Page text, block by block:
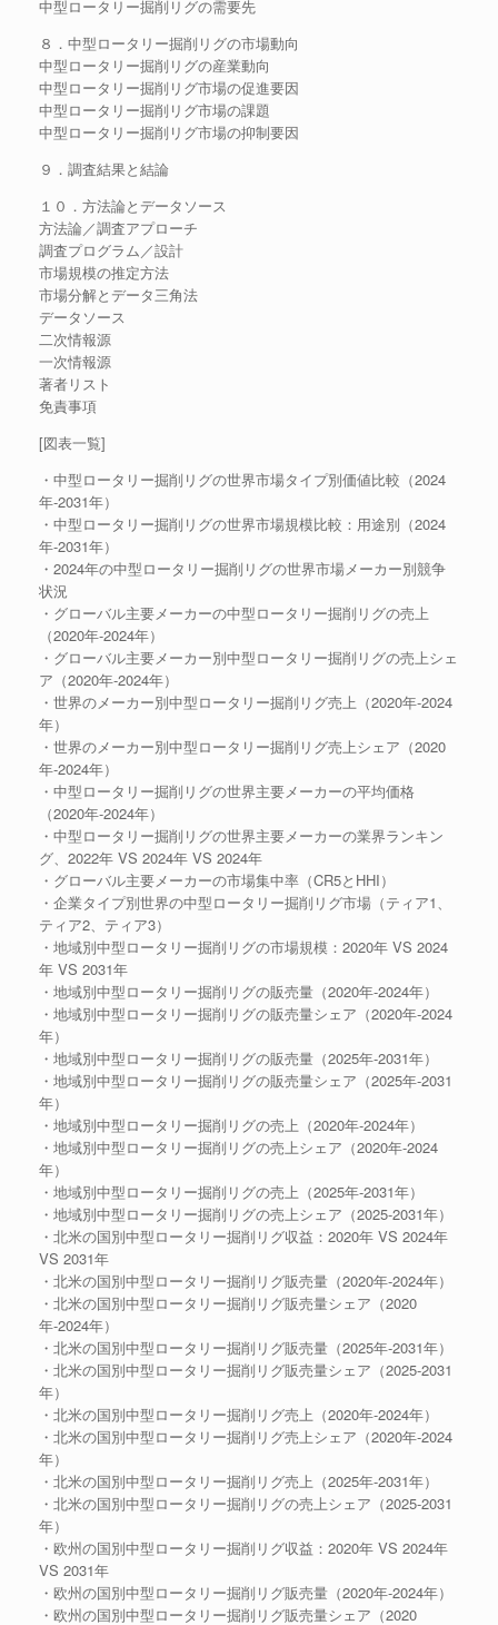
中型ロータリー掘削リグの需要先
８．中型ロータリー掘削リグの市場動向
中型ロータリー掘削リグの産業動向
中型ロータリー掘削リグ市場の促進要因
中型ロータリー掘削リグ市場の課題
中型ロータリー掘削リグ市場の抑制要因
９．調査結果と結論
１０．方法論とデータソース
方法論／調査アプローチ
調査プログラム／設計
市場規模の推定方法
市場分解とデータ三角法
データソース
二次情報源
一次情報源
著者リスト
免責事項
[図表一覧]
・中型ロータリー掘削リグの世界市場タイプ別価値比較（2024
年-2031年）
・中型ロータリー掘削リグの世界市場規模比較：用途別（2024
年-2031年）
・2024年の中型ロータリー掘削リグの世界市場メーカー別競争
状況
・グローバル主要メーカーの中型ロータリー掘削リグの売上
（2020年-2024年）
・グローバル主要メーカー別中型ロータリー掘削リグの売上シェ
ア（2020年-2024年）
・世界のメーカー別中型ロータリー掘削リグ売上（2020年-2024
年）
・世界のメーカー別中型ロータリー掘削リグ売上シェア（2020
年-2024年）
・中型ロータリー掘削リグの世界主要メーカーの平均価格
（2020年-2024年）
・中型ロータリー掘削リグの世界主要メーカーの業界ランキン
グ、2022年 VS 2024年 VS 2024年
・グローバル主要メーカーの市場集中率（CR5とHHI）
・企業タイプ別世界の中型ロータリー掘削リグ市場（ティア1、
ティア2、ティア3）
・地域別中型ロータリー掘削リグの市場規模：2020年 VS 2024
年 VS 2031年
・地域別中型ロータリー掘削リグの販売量（2020年-2024年）
・地域別中型ロータリー掘削リグの販売量シェア（2020年-2024
年）
・地域別中型ロータリー掘削リグの販売量（2025年-2031年）
・地域別中型ロータリー掘削リグの販売量シェア（2025年-2031
年）
・地域別中型ロータリー掘削リグの売上（2020年-2024年）
・地域別中型ロータリー掘削リグの売上シェア（2020年-2024
年）
・地域別中型ロータリー掘削リグの売上（2025年-2031年）
・地域別中型ロータリー掘削リグの売上シェア（2025-2031年）
・北米の国別中型ロータリー掘削リグ収益：2020年 VS 2024年
VS 2031年
・北米の国別中型ロータリー掘削リグ販売量（2020年-2024年）
・北米の国別中型ロータリー掘削リグ販売量シェア（2020
年-2024年）
・北米の国別中型ロータリー掘削リグ販売量（2025年-2031年）
・北米の国別中型ロータリー掘削リグ販売量シェア（2025-2031
年）
・北米の国別中型ロータリー掘削リグ売上（2020年-2024年）
・北米の国別中型ロータリー掘削リグ売上シェア（2020年-2024
年）
・北米の国別中型ロータリー掘削リグ売上（2025年-2031年）
・北米の国別中型ロータリー掘削リグの売上シェア（2025-2031
年）
・欧州の国別中型ロータリー掘削リグ収益：2020年 VS 2024年
VS 2031年
・欧州の国別中型ロータリー掘削リグ販売量（2020年-2024年）
・欧州の国別中型ロータリー掘削リグ販売量シェア（2020